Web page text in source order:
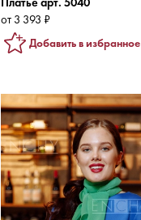
от 3 393 ₽
Добавить в избранное